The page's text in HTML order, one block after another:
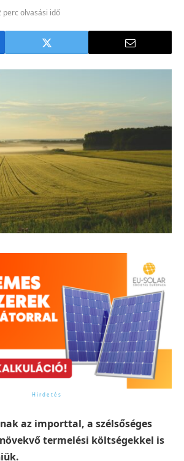
perc olvasási idő
az importtal, a szélsőséges
termelési költségekkel is